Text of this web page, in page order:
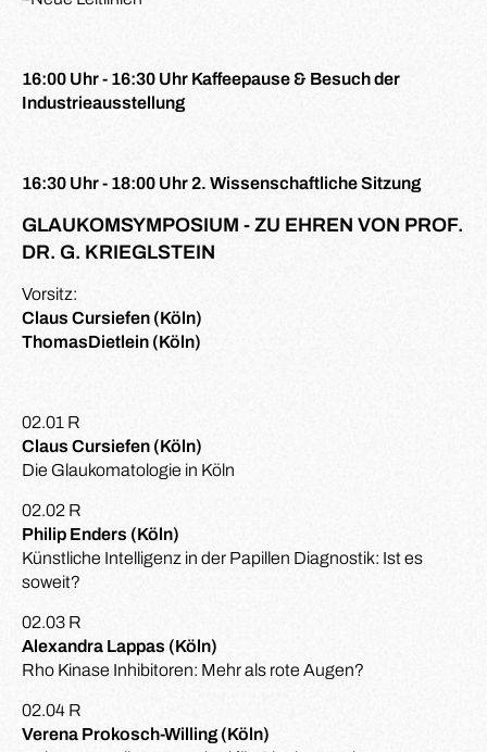
16:00 Uhr - 16:30 Uhr Kaffeepause & Besuch der
Industrieausstellung
16:30 Uhr - 18:00 Uhr 2. Wissenschaftliche Sitzung
GLAUKOMSYMPOSIUM - ZU EHREN VON PROF.
DR. G. KRIEGLSTEIN
Vorsitz:
Claus Cursiefen (Köln)
ThomasDietlein (Köln)
02.01 R
Claus Cursiefen (Köln)
Die Glaukomatologie in Köln
02.02 R
Philip Enders (Köln)
Künstliche Intelligenz in der Papillen Diagnostik: Ist es
soweit?
02.03 R
Alexandra Lappas (Köln)
Rho Kinase Inhibitoren: Mehr als rote Augen?
02.04 R
Verena Prokosch-Willing (Köln)